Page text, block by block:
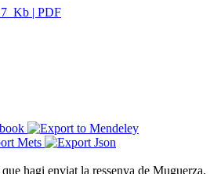
Kb | PDF
hagi enviat la ressenya de Muguerza.